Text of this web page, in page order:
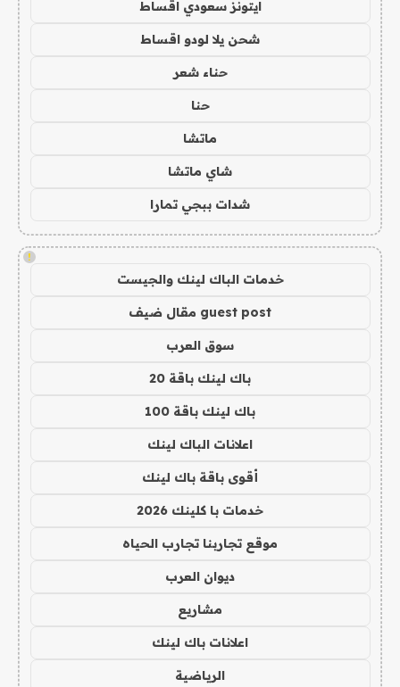
ايتونز سعودي اقساط
شحن يلا لودو اقساط
حناء شعر
حنا
ماتشا
شاي ماتشا
شدات ببجي تمارا
!
خدمات الباك لينك والجيست
guest post مقال ضيف
سوق العرب
باك لينك باقة 20
باك لينك باقة 100
اعلانات الباك لينك
أقوى باقة باك لينك
خدمات با كلينك 2026
موقع تجاربنا تجارب الحياه
ديوان العرب
مشاريع
اعلانات باك لينك
الرياضية